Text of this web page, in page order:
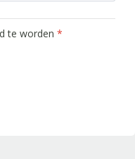
te worden *